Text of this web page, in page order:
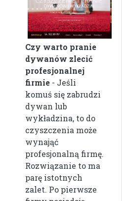
Czy warto pranie
dywanów zlecić
profesjonalnej
firmie - Jeśli
komuś się zabrudzi
dywan lub
wykładzina, to do
czyszczenia może
wynająć
profesjonalną firmę.
Rozwiązanie to ma
parę istotnych
zalet. Po pierwsze